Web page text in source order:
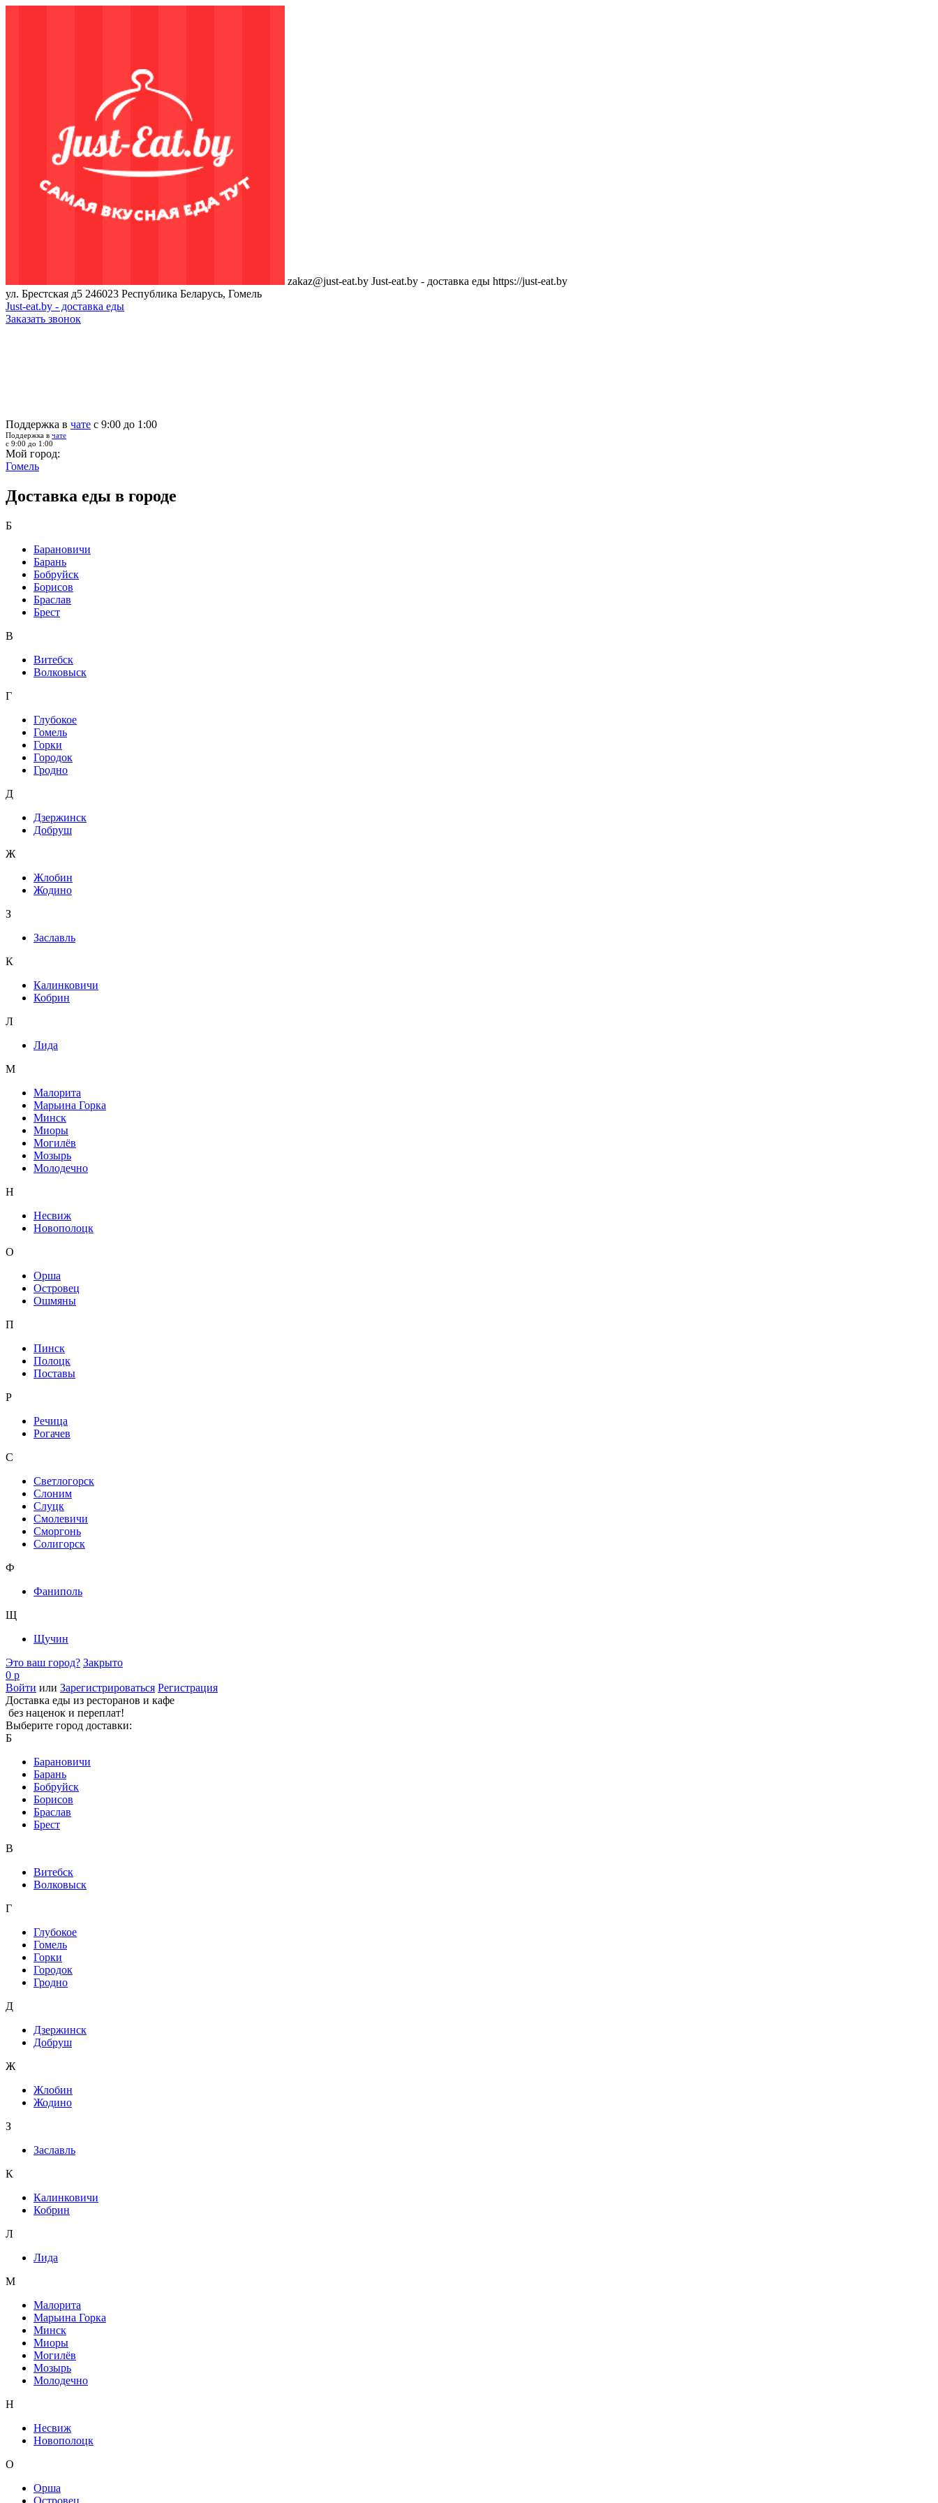
zakaz@just-eat.by Just-eat.by - доставка еды https://just-eat.by
ул. Брестская д5 246023 Республика Беларусь, Гомель
Just-eat.by - доставка еды
Заказать звонок
Поддержка в чате с 9:00 до 1:00
Поддержка в чате
с 9:00 до 1:00
Мой город:
Гомель
Доставка еды в городе
Б
Барановичи
Барань
Бобруйск
Борисов
Браслав
Брест
В
Витебск
Волковыск
Г
Глубокое
Гомель
Горки
Городок
Гродно
Д
Дзержинск
Добруш
Ж
Жлобин
Жодино
З
Заславль
К
Калинковичи
Кобрин
Л
Лида
М
Малорита
Марьина Горка
Минск
Миоры
Могилёв
Мозырь
Молодечно
Н
Несвиж
Новополоцк
О
Орша
Островец
Ошмяны
П
Пинск
Полоцк
Поставы
Р
Речица
Рогачев
С
Светлогорск
Слоним
Слуцк
Смолевичи
Сморгонь
Солигорск
Ф
Фаниполь
Щ
Щучин
Это ваш город? Закрыто
0 р
Войти или Зарегистрироваться Регистрация
Доставка еды из ресторанов и кафе
без наценок и переплат!
Выберите город доставки:
Б
Барановичи
Барань
Бобруйск
Борисов
Браслав
Брест
В
Витебск
Волковыск
Г
Глубокое
Гомель
Горки
Городок
Гродно
Д
Дзержинск
Добруш
Ж
Жлобин
Жодино
З
Заславль
К
Калинковичи
Кобрин
Л
Лида
М
Малорита
Марьина Горка
Минск
Миоры
Могилёв
Мозырь
Молодечно
Н
Несвиж
Новополоцк
О
Орша
Островец